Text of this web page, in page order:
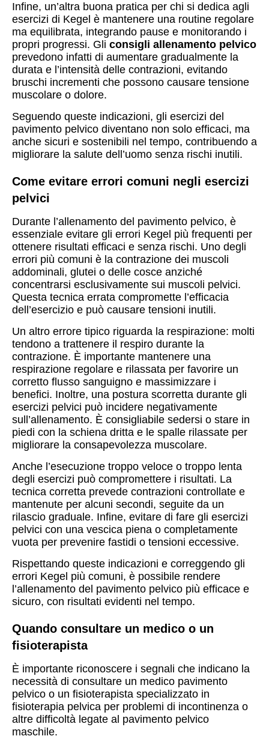
Infine, un’altra buona pratica per chi si dedica agli
esercizi di Kegel è mantenere una routine regolare
ma equilibrata, integrando pause e monitorando i
propri progressi. Gli consigli allenamento pelvico
prevedono infatti di aumentare gradualmente la
durata e l’intensità delle contrazioni, evitando
bruschi incrementi che possono causare tensione
muscolare o dolore.
Seguendo queste indicazioni, gli esercizi del
pavimento pelvico diventano non solo efficaci, ma
anche sicuri e sostenibili nel tempo, contribuendo a
migliorare la salute dell’uomo senza rischi inutili.
Come evitare errori comuni negli esercizi
pelvici
Durante l’allenamento del pavimento pelvico, è
essenziale evitare gli errori Kegel più frequenti per
ottenere risultati efficaci e senza rischi. Uno degli
errori più comuni è la contrazione dei muscoli
addominali, glutei o delle cosce anziché
concentrarsi esclusivamente sui muscoli pelvici.
Questa tecnica errata compromette l’efficacia
dell’esercizio e può causare tensioni inutili.
Un altro errore tipico riguarda la respirazione: molti
tendono a trattenere il respiro durante la
contrazione. È importante mantenere una
respirazione regolare e rilassata per favorire un
corretto flusso sanguigno e massimizzare i
benefici. Inoltre, una postura scorretta durante gli
esercizi pelvici può incidere negativamente
sull’allenamento. È consigliabile sedersi o stare in
piedi con la schiena dritta e le spalle rilassate per
migliorare la consapevolezza muscolare.
Anche l’esecuzione troppo veloce o troppo lenta
degli esercizi può compromettere i risultati. La
tecnica corretta prevede contrazioni controllate e
mantenute per alcuni secondi, seguite da un
rilascio graduale. Infine, evitare di fare gli esercizi
pelvici con una vescica piena o completamente
vuota per prevenire fastidi o tensioni eccessive.
Rispettando queste indicazioni e correggendo gli
errori Kegel più comuni, è possibile rendere
l’allenamento del pavimento pelvico più efficace e
sicuro, con risultati evidenti nel tempo.
Quando consultare un medico o un
fisioterapista
È importante riconoscere i segnali che indicano la
necessità di consultare un medico pavimento
pelvico o un fisioterapista specializzato in
fisioterapia pelvica per problemi di incontinenza o
altre difficoltà legate al pavimento pelvico
maschile.